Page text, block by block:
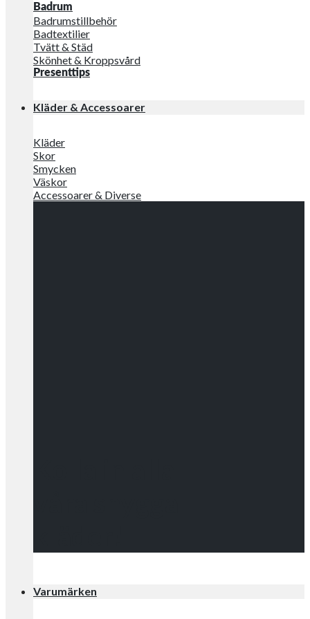
Badrum
Badrumstillbehör
Badtextilier
Tvätt & Städ
Skönhet & Kroppsvård
Presenttips
Kläder & Accessoarer
Kläder
Skor
Smycken
Väskor
Accessoarer & Diverse
Varumärken